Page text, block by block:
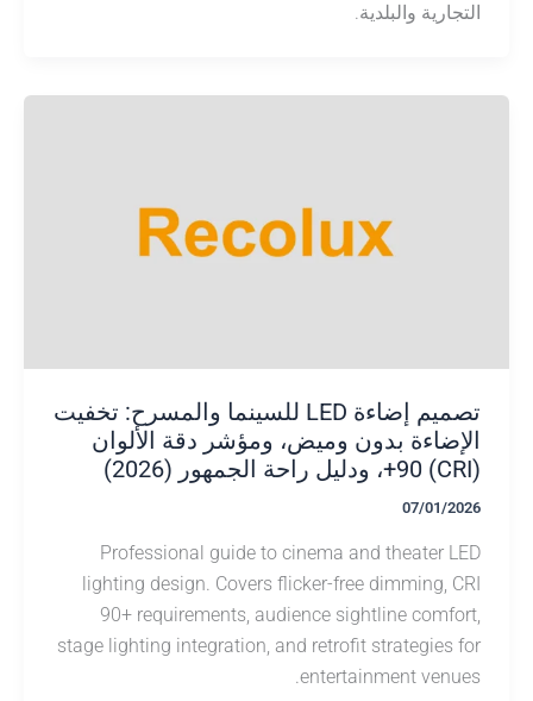
والبلدية.
تصميم إضاءة LED للسينما والمسرح: تخفيت
بدون وميض، ومؤشر دقة الألوان
Professional guide to cinema and theater
lighting design. Covers flicker-free dimming,
90+ requirements, audience sightline
stage lighting integration, and retrofit
entertainment